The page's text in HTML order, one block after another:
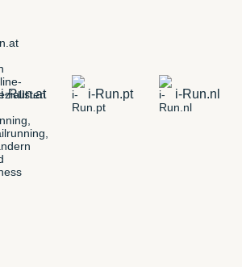
i-Run.at i-Run.pt i-Run.nl